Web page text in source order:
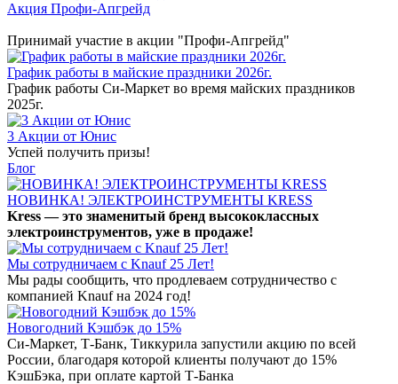
Акция Профи-Апгрейд
Принимай участие в акции "Профи-Апгрейд"
График работы в майские праздники 2026г.
График работы Си-Маркет во время майских праздников
2025г.
3 Акции от Юнис
Успей получить призы!
Блог
НОВИНКА! ЭЛЕКТРОИНСТРУМЕНТЫ KRESS
Kress — это знаменитый бренд высококлассных
электроинструментов, уже в продаже!
Мы сотрудничаем с Knauf 25 Лет!
Мы рады сообщить, что продлеваем сотрудничество с
компанией Knauf на 2024 год!
Новогодний Кэшбэк до 15%
Си-Маркет, Т-Банк, Тиккурила запустили акцию по всей
России, благодаря которой клиенты получают до 15%
КэшБэка, при оплате картой Т-Банка